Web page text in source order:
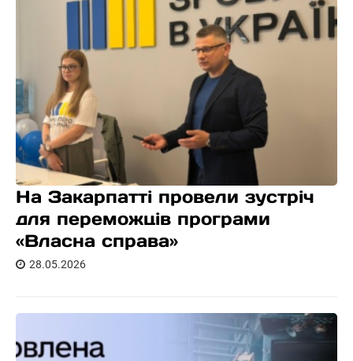
На Закарпатті провели зустріч
для переможців програми
«Власна справа»
28.05.2026